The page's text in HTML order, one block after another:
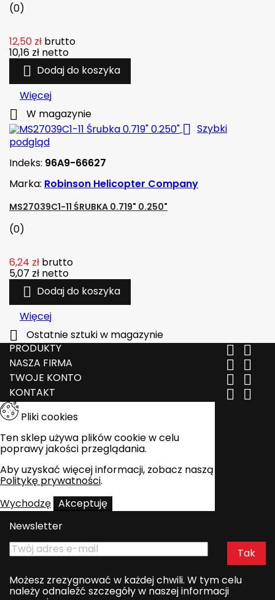
(0)
12,50 zł brutto
10,16 zł netto
 Dodaj do koszyka
Więcej
 W magazynie
 Szybki
podgląd
Indeks: 96A9-66627
Marka: Robinson Helicopter Company
MS27039C1-11 ŚRUBKA 0.719" 0.250"
(0)
6,24 zł brutto
5,07 zł netto
 Dodaj do koszyka
Więcej

Ostatnie sztuki w magazynie
PRODUKTY
 
NASZA FIRMA  
TWOJE KONTO  
KONTAKT  
Pliki cookies
Ten sklep używa plików cookie w celu
poprawy jakości przeglądania.
Aby uzyskać więcej informacji, zobacz naszą
Politykę prywatności.
Wychodzę Akceptuję
Newsletter
Możesz zrezygnować w każdej chwili. W tym celu
należy odnaleźć szczegóły w naszej informacji